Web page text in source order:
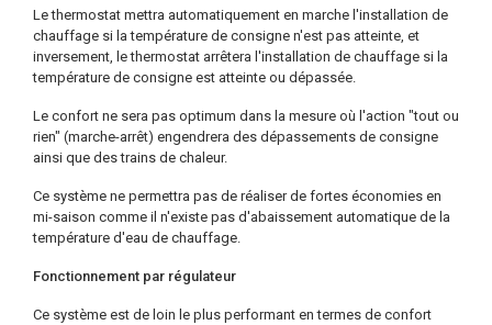
Le thermostat mettra automatiquement en marche l'installation de
chauffage si la température de consigne n'est pas atteinte, et
inversement, le thermostat arrêtera l'installation de chauffage si la
température de consigne est atteinte ou dépassée.
Le confort ne sera pas optimum dans la mesure où l'action "tout ou
rien" (marche-arrêt) engendrera des dépassements de consigne
ainsi que des trains de chaleur.
Ce système ne permettra pas de réaliser de fortes économies en
mi-saison comme il n'existe pas d'abaissement automatique de la
température d'eau de chauffage.
Fonctionnement par régulateur
Ce système est de loin le plus performant en termes de confort